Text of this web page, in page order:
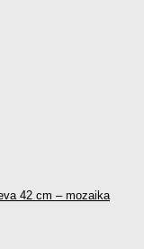
42 cm – mozaika